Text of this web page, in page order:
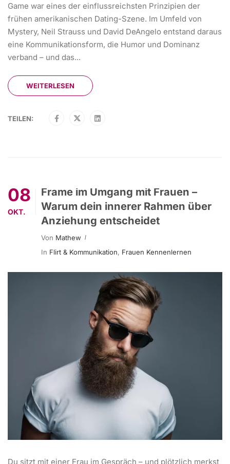
Game war eines der einflussreichsten Prinzipien der
frühen amerikanischen Dating-Szene. Im Umfeld von
Mystery, Neil Strauss und David DeAngelo entstand daraus
eine Kommunikationsform, die Humor und Dominanz
verband – und das...
WEITERLESEN
TEILEN:
08
OKT.
Frame im Umgang mit Frauen –
Warum dein innerer Rahmen über
Anziehung entscheidet
Von Mathew
In Flirt & Kommunikation, Frauen Kennenlernen
Du sitzt mit einer Frau im Gespräch – und plötzlich merkst